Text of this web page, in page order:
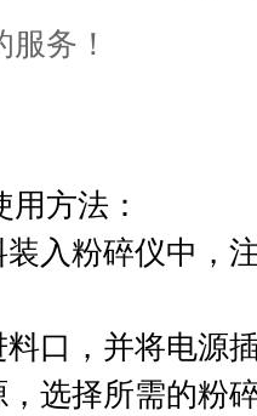
务！
方法：
入粉碎仪中，
口，并将电源
选择所需的粉